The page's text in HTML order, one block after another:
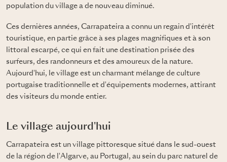
population du village a de nouveau diminué.
Ces dernières années, Carrapateira a connu un regain d'intérêt
touristique, en partie grâce à ses plages magnifiques et à son
littoral escarpé, ce qui en fait une destination prisée des
surfeurs, des randonneurs et des amoureux de la nature.
Aujourd'hui, le village est un charmant mélange de culture
portugaise traditionnelle et d'équipements modernes, attirant
des visiteurs du monde entier.
Le village aujourd'hui
Carrapateira est un village pittoresque situé dans le sud-ouest
de la région de l'Algarve, au Portugal, au sein du parc naturel de